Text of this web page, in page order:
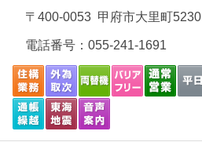
〒400-0053 甲府市大里町5230
電話番号： 055-241-1691